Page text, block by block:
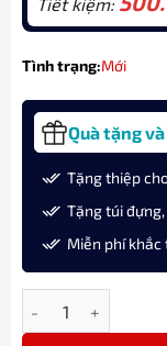
Tình trạng:Mới
Quà tặng
Tặng thiệp
Tặng túi
Miễn phí